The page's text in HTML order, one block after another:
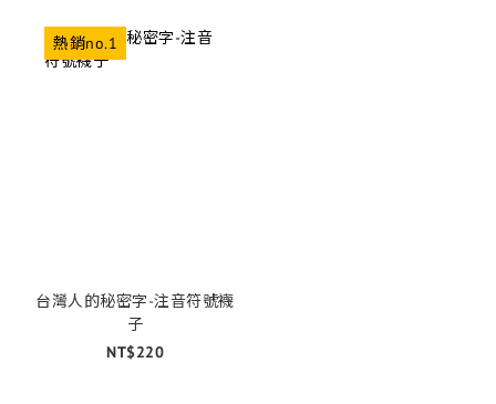
熱銷no.1
台灣人的秘密字-注音符號襪
子
NT$220